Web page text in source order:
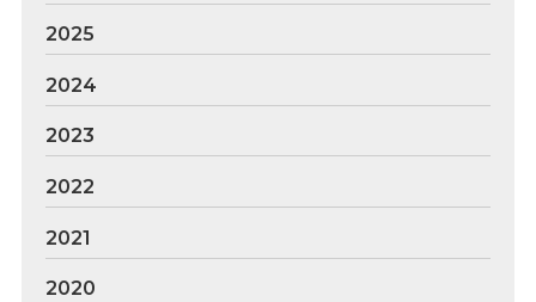
2025
2024
2023
2022
2021
2020